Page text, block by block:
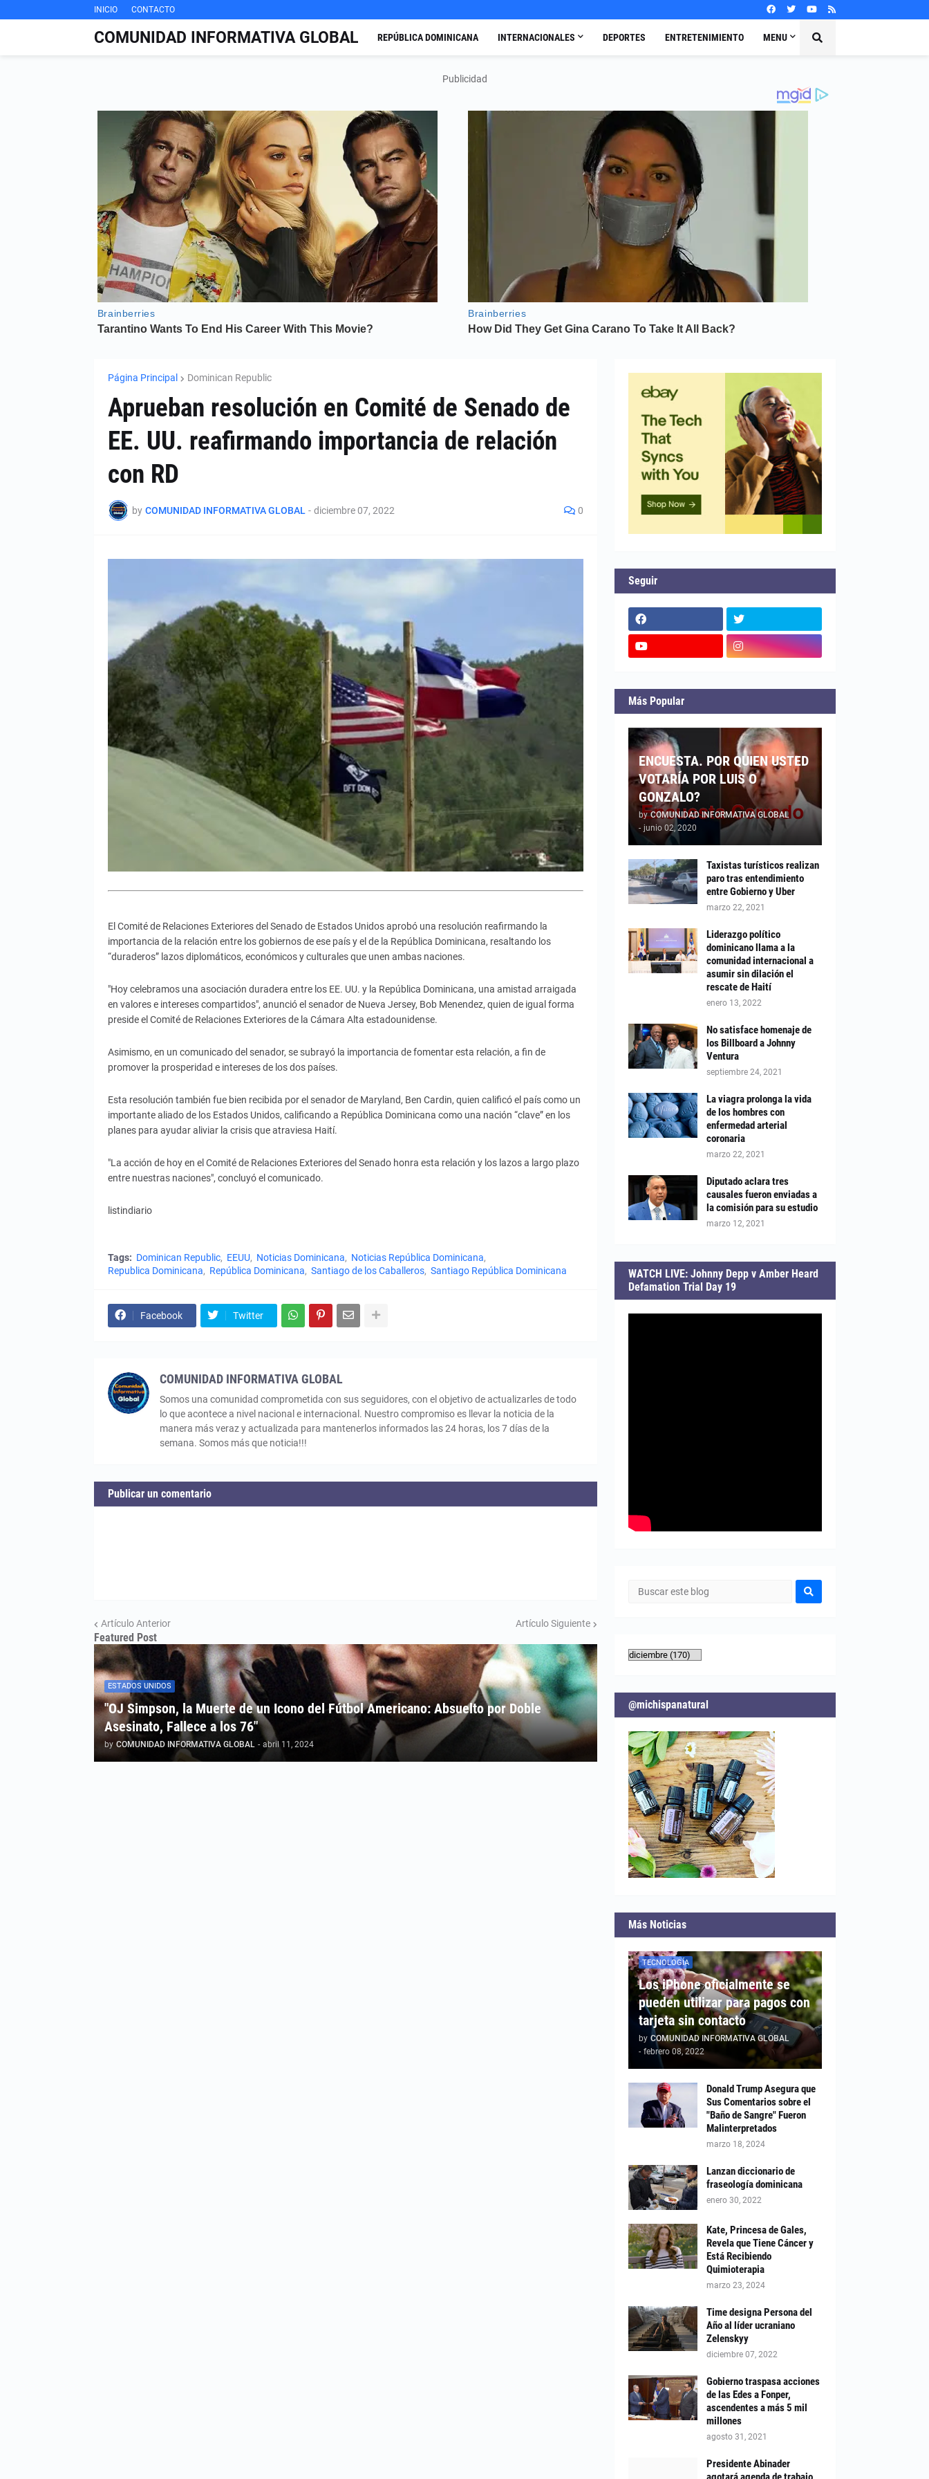
INICIO CONTACTO
COMUNIDAD INFORMATIVA GLOBAL REPÚBLICA DOMINICANA INTERNACIONALES DEPORTES ENTRETENIMIENTO MENU
Publicidad
Página Principal Dominican Republic
Aprueban resolución en Comité de Senado de
EE. UU. reafirmando importancia de relación
con RD
by COMUNIDAD INFORMATIVA GLOBAL - diciembre 07, 2022 0
El Comité de Relaciones Exteriores del Senado de Estados Unidos aprobó una resolución reafirmando la
importancia de la relación entre los gobiernos de ese país y el de la República Dominicana, resaltando los
“duraderos” lazos diplomáticos, económicos y culturales que unen ambas naciones.
"Hoy celebramos una asociación duradera entre los EE. UU. y la República Dominicana, una amistad arraigada
en valores e intereses compartidos", anunció el senador de Nueva Jersey, Bob Menendez, quien de igual forma
preside el Comité de Relaciones Exteriores de la Cámara Alta estadounidense.
Asimismo, en un comunicado del senador, se subrayó la importancia de fomentar esta relación, a fin de
promover la prosperidad e intereses de los dos países.
Esta resolución también fue bien recibida por el senador de Maryland, Ben Cardin, quien calificó el país como un
importante aliado de los Estados Unidos, calificando a República Dominicana como una nación “clave” en los
planes para ayudar aliviar la crisis que atraviesa Haití.
"La acción de hoy en el Comité de Relaciones Exteriores del Senado honra esta relación y los lazos a largo plazo
entre nuestras naciones", concluyó el comunicado.
listindiario
Tags: Dominican Republic EEUU Noticias Dominicana
Noticias República Dominicana
Republica Dominicana
República Dominicana Santiago de los Caballeros Santiago República Dominicana
Facebook Twitter
COMUNIDAD INFORMATIVA GLOBAL
Somos una comunidad comprometida con sus seguidores, con el objetivo de actualizarles de todo
lo que acontece a nivel nacional e internacional. Nuestro compromiso es llevar la noticia de la
manera más veraz y actualizada para mantenerlos informados las 24 horas, los 7 días de la
semana. Somos más que noticia!!!
Publicar un comentario
Artículo Anterior Artículo Siguiente
Featured Post
ESTADOS UNIDOS
"OJ Simpson, la Muerte de un Icono del Fútbol Americano: Absuelto por Doble
Asesinato, Fallece a los 76"
by COMUNIDAD INFORMATIVA GLOBAL - abril 11, 2024
Seguir
Más Popular
ENCUESTA. POR QUIEN USTED
VOTARÍA POR LUIS O
GONZALO?
by COMUNIDAD INFORMATIVA GLOBAL
- junio 02, 2020
Taxistas turísticos realizan
paro tras entendimiento
entre Gobierno y Uber
marzo 22, 2021
Liderazgo político
dominicano llama a la
comunidad internacional a
asumir sin dilación el
rescate de Haití
enero 13, 2022
No satisface homenaje de
los Billboard a Johnny
Ventura
septiembre 24, 2021
La viagra prolonga la vida
de los hombres con
enfermedad arterial
coronaria
marzo 22, 2021
Diputado aclara tres
causales fueron enviadas a
la comisión para su estudio
marzo 12, 2021
WATCH LIVE: Johnny Depp v Amber Heard
Defamation Trial Day 19
@michispanatural
Más Noticias
TECNOLOGÍA
Los iPhone oficialmente se
pueden utilizar para pagos con
tarjeta sin contacto
by COMUNIDAD INFORMATIVA GLOBAL
- febrero 08, 2022
Donald Trump Asegura que
Sus Comentarios sobre el
"Baño de Sangre" Fueron
Malinterpretados
marzo 18, 2024
Lanzan diccionario de
fraseología dominicana
enero 30, 2022
Kate, Princesa de Gales,
Revela que Tiene Cáncer y
Está Recibiendo
Quimioterapia
marzo 23, 2024
Time designa Persona del
Año al líder ucraniano
Zelenskyy
diciembre 07, 2022
Gobierno traspasa acciones
de las Edes a Fonper,
ascendentes a más 5 mil
millones
agosto 31, 2021
Presidente Abinader